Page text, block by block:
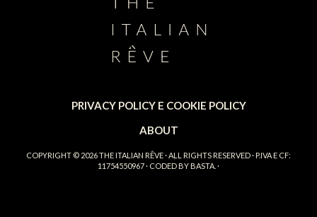
PRIVACY POLICY E COOKIE POLICY
ABOUT
COPYRIGHT © 2026THE ITALIAN RÊVE· ALL RIGHTS RESERVED · P.IVA E CF:
11754550967 · CODED BY BASTA. ·